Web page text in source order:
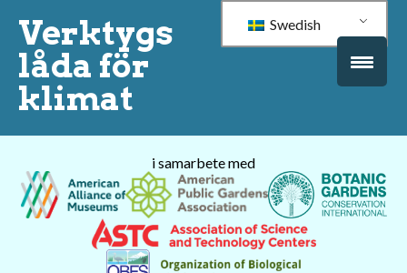
Verktygs
låda för
klimat
Swedish
i samarbete med